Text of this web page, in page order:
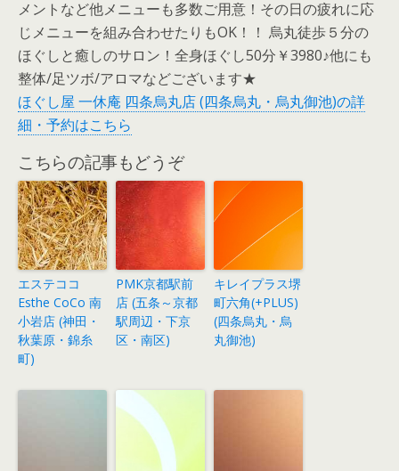
メントなど他メニューも多数ご用意！その日の疲れに応
じメニューを組み合わせたりもOK！！ 烏丸徒歩５分の
ほぐしと癒しのサロン！全身ほぐし50分￥3980♪他にも
整体/足ツボ/アロマなどございます★
ほぐし屋 一休庵 四条烏丸店 (四条烏丸・烏丸御池)の詳
細・予約はこちら
こちらの記事もどうぞ
エステココ
Esthe CoCo 南
小岩店 (神田・
秋葉原・錦糸
町)
PMK京都駅前
店 (五条～京都
駅周辺・下京
区・南区)
キレイプラス堺
町六角(+PLUS)
(四条烏丸・烏
丸御池)